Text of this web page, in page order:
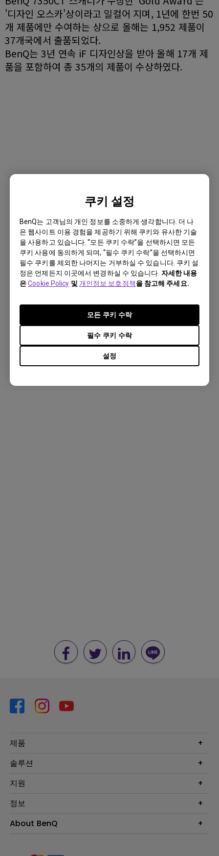
쿠키 설정
BenQ는 고객님의 개인 정보를 소중하게 생각합니다. 더 나
은 웹사이트 이용 경험을 제공하기 위해 쿠키와 유사한 기술
을 사용하고 있습니다. “모든 쿠키 수락”을 선택하시면 모든
쿠키 사용에 동의하게 되며, “필수 쿠키 수락”을 선택하시면
필수 쿠키를 제외한 나머지는 거부하실 수 있습니다. 쿠키 설
정은 언제든지 이곳에서 변경하실 수 있습니다. 자세한 내용
은Cookie Policy 및 개인정보 보호정책을 참고해 주세요.
설정
필수 쿠키 수락
모든 쿠키 수락
'디자인 오스카'상이라고 일컬어 지며, 1년에 한번 50
개 제품에만 수여하는 상으로 올해는 1,952 제품이
37개국에서 출품되었다.
BenQ는 3년 연속 iF 디자인상을 받아 올해 17개 제
품을 포함하여 총 35개의 제품이 수상하였다.
제품
프로젝터
조명
솔루션
Eye-Care 모니터
e스포츠
비즈니스 디스플레이
지원
문의
서비스센터
정보
프로젝터 거리계산기
About BenQ
사회적 책임